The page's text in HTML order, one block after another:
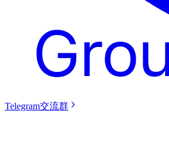
Telegram交流群